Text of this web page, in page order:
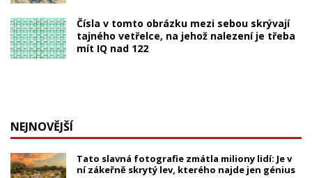
Čísla v tomto obrázku mezi sebou skrývají
tajného vetřelce, na jehož nalezení je třeba
mít IQ nad 122
NEJNOVĚJŠÍ
Tato slavná fotografie zmátla miliony lidí: Je v
ní zákeřně skrytý lev, kterého najde jen génius